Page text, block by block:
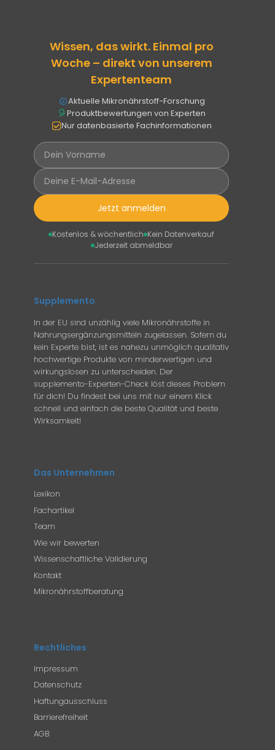
Wissen, das wirkt. Einmal pro
Woche – direkt von unserem
Expertenteam
Aktuelle Mikronährstoff-Forschung
Produktbewertungen von Experten
Nur datenbasierte Fachinformationen
Jetzt anmelden
Kostenlos & wöchentlich Kein Datenverkauf
Jederzeit abmeldbar
Supplemento
In der EU sind unzählig viele Mikronährstoffe in
Nahrungsergänzungsmitteln zugelassen. Sofern du
kein Experte bist, ist es nahezu unmöglich qualitativ
hochwertige Produkte von minderwertigen und
wirkungslosen zu unterscheiden. Der
supplemento-Experten-Check löst dieses Problem
für dich! Du findest bei uns mit nur einem Klick
schnell und einfach die beste Qualität und beste
Wirksamkeit!
Das Unternehmen
Lexikon
Fachartikel
Team
Wie wir bewerten
Wissenschaftliche Validierung
Kontakt
Mikronährstoffberatung
Rechtliches
Impressum
Datenschutz
Haftungausschluss
Barrierefreiheit
AGB